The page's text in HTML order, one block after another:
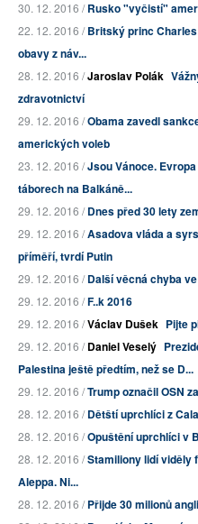
30. 12. 2016 /Rusko "vyčistí"
22. 12. 2016 /Britský princ
obavy z náv...
28. 12. 2016 /Jaroslav Polák
zdravotnictví
29. 12. 2016 /Obama zavedl
amerických voleb
23. 12. 2016 /Jsou Vánoce.
táborech na Balkáně...
29. 12. 2016 /Dnes před 30 lety
29. 12. 2016 /Asadova vláda a
příměří, tvrdí Putin
29. 12. 2016 /Další věcná chyba
29. 12. 2016 /F..k 2016
29. 12. 2016 /Václav Dušek Pijte
29. 12. 2016 /Daniel Veselý
Palestina ještě předtím, než se D...
29. 12. 2016 /Trump označil OSN
28. 12. 2016 /Dětští uprchlíci z
28. 12. 2016 /Opuštění uprchlíci v
28. 12. 2016 /Stamiliony lidí viděly
Aleppa. Ni...
28. 12. 2016 /Přijde 30 milionů